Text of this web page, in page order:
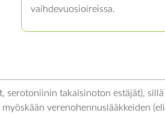
vaihdevuosioireissa.
serotoniinin takaisinoton estäjät), sillä
verenohennuslääkkeiden (eli